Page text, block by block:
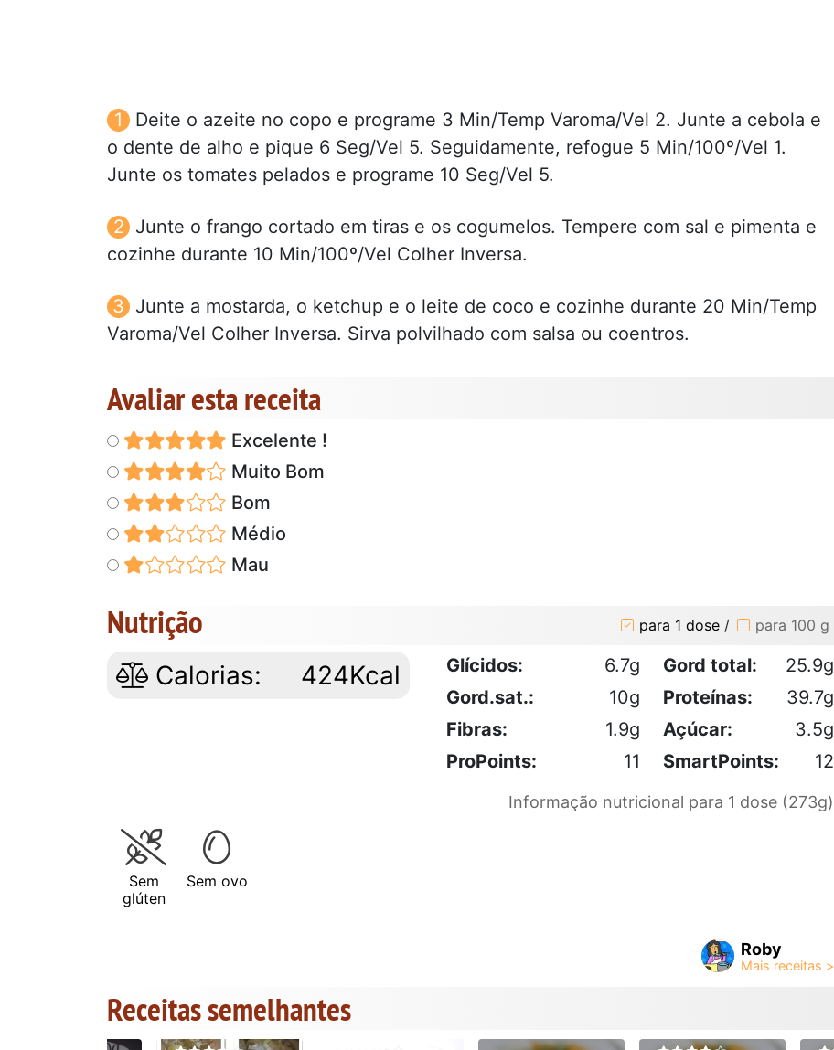
Deite o azeite no copo e programe 3 Min/Temp Varoma/Vel 2. Junte a cebola e
o dente de alho e pique 6 Seg/Vel 5. Seguidamente, refogue 5 Min/100º/Vel 1.
Junte os tomates pelados e programe 10 Seg/Vel 5.
Junte o frango cortado em tiras e os cogumelos. Tempere com sal e pimenta e
cozinhe durante 10 Min/100º/Vel Colher Inversa.
Junte a mostarda, o ketchup e o leite de coco e cozinhe durante 20 Min/Temp
Varoma/Vel Colher Inversa. Sirva polvilhado com salsa ou coentros.
Avaliar esta receita
Excelente !
Muito Bom
Bom
Médio
Mau
Nutrição para 1 dose / para 100 g
Calorias: 424Kcal Glícidos: 6.7g Gord total:
25.9g
Gord.sat.:
10g Proteínas:
39.7g
Fibras:
1.9g Açúcar:
3.5g
ProPoints:
11 SmartPoints: 12
Informação nutricional para 1 dose (273g)
Sem
glúten
Sem ovo
Roby
Receitas semelhantes